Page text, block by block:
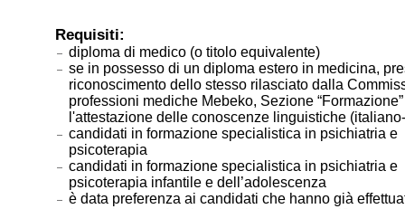
Requisiti:
diploma di medico (o titolo equivalente)
se in possesso di un diploma estero in medicina,
riconoscimento dello stesso rilasciato dalla
professioni mediche Mebeko, Sezione
l'attestazione delle conoscenze linguistiche
candidati in formazione specialistica in psichiatria e
psicoterapia
candidati in formazione specialistica in psichiatria e
psicoterapia infantile e dell’adolescenza
è data preferenza ai candidati che hanno già